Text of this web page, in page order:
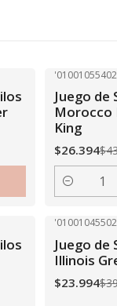
'01001055402
Juego de
Morocco
King
$26.394
Cantidad
'01001045502
Juego de
Illinois
$23.994